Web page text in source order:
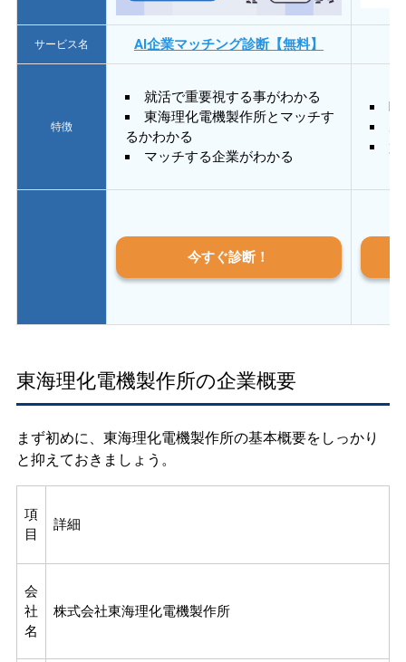
サービス名 AI企業マッチング診断【無料】
特徴
就活で重要視する事がわかる
東海理化電機製作所とマッチす
るかわかる
マッチする企業がわかる
質
今すぐ診断！
東海理化電機製作所の企業概要
まず初めに、東海理化電機製作所の基本概要をしっかり
と抑えておきましょう。
項
目
詳細
会
社
名
株式会社東海理化電機製作所